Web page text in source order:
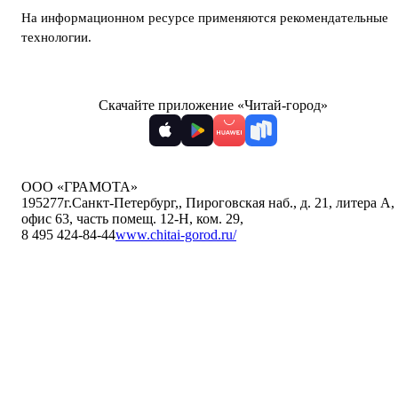
На информационном ресурсе применяются рекомендательные
технологии.
Скачайте приложение «Читай-город»
ООО «ГРАМОТА»
195277г.Санкт-Петербург,, Пироговская наб., д. 21, литера А,
офис 63, часть помещ. 12-Н, ком. 29,
8 495 424-84-44www.chitai-gorod.ru/